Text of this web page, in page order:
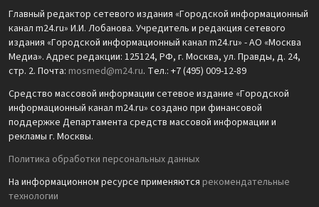
Главный редактор сетевого издания «Городской информационный
канал m24.ru» И.И. Лобанова. Учредитель и редакция сетевого
издания «Городской информационный канал m24.ru» - АО «Москва
Медиа». Адрес редакции: 125124, РФ, г. Москва, ул. Правды, д. 24,
стр. 2. Почта: mosmed@m24.ru. Тел.: +7 (495) 009-12-89
Средство массовой информации сетевое издание «Городской
информационный канал m24.ru» создано при финансовой
поддержке Департамента средств массовой информации и
рекламы г. Москвы.
Политика обработки персональных данных
На информационном ресурсе применяются рекомендательные
технологии